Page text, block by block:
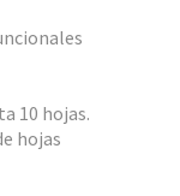
10 hojas.
hojas